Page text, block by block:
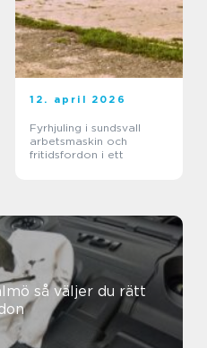
12. april 2026
Fyrhjuling i sundsvall
arbetsmaskin och
fritidsfordon i ett
rätt